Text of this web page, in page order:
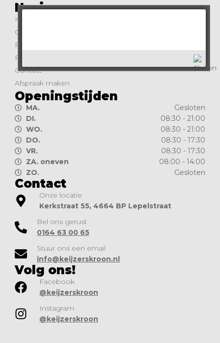
Navigeer naar
Home
Over ons
Producten
Prijslijst
Contact
Afspraak maken
Openingstijden
MA.
Gesloten
DI.
08:30 - 21:00
WO.
08:30 - 21:00
DO.
08:30 - 17:30
VR.
08:30 - 17:30
ZA. oneven
08:00 - 14:00
ZO.
Gesloten
Contact
Onze locatie
Kerkstraat 55, 4664 BP Lepelstraat
Bel ons gerust
0164 63 00 65
Stuur ons een email
info@keijzerskroon.nl
Volg ons!
Facebook
@keijzerskroon
Instagram
@keijzerskroon